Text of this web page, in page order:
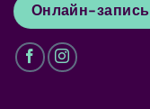
Онлайн-запись